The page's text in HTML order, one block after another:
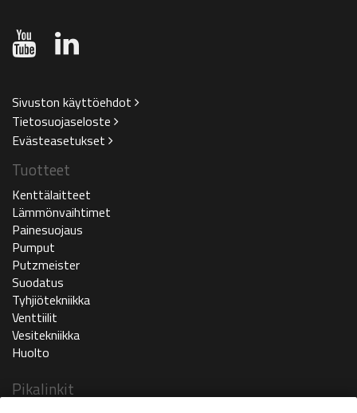
Sivuston käyttöehdot
Tietosuojaseloste
Evästeasetukset
Tuotteet
Kenttälaitteet
Lämmönvaihtimet
Painesuojaus
Pumput
Putzmeister
Suodatus
Tyhjiötekniikka
Venttiilit
Vesitekniikka
Huolto
Pikalinkit